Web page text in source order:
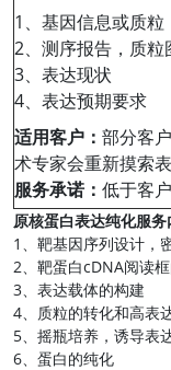
1、基因信息或质粒
2、测序报告，质粒
3、表达现状
4、表达预期要求
适用客户： 部分客
术专家会重新摸索
服务承诺： 低于客
原核蛋白表达纯化服务
1、靶基因序列设计，
2、靶蛋白cDNA阅读
3、表达载体的构建
4、质粒的转化和高表
5、摇瓶培养，诱导表
6、蛋白的纯化